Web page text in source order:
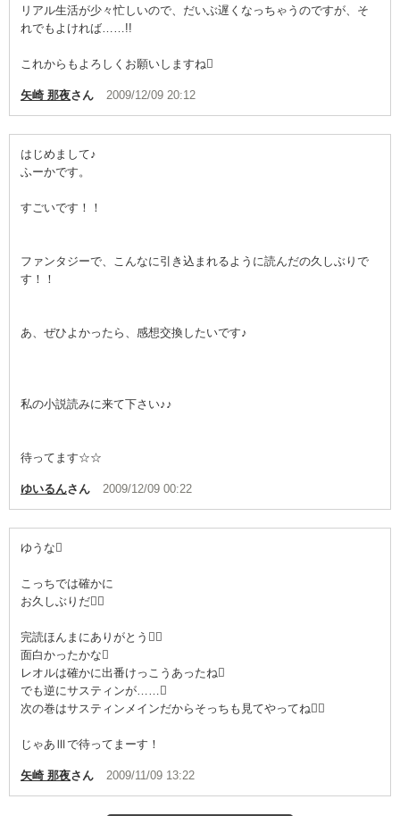
リアル生活が少々忙しいので、だいぶ遅くなっちゃうのですが、そ
れでもよければ……!!
これからもよろしくお願いしますね
矢崎 那夜さん 2009/12/09 20:12
はじめまして♪
ふーかです。
すごいです！！
ファンタジーで、こんなに引き込まれるように読んだの久しぶりで
す！！
あ、ぜひよかったら、感想交換したいです♪
私の小説読みに来て下さい♪♪
待ってます☆☆
ゆいるんさん 2009/12/09 00:22
ゆうな
こっちでは確かに
お久しぶりだ
完読ほんまにありがとう
面白かったかな
レオルは確かに出番けっこうあったね
でも逆にサスティンが……
次の巻はサスティンメインだからそっちも見てやってね
じゃあⅢで待ってまーす！
矢崎 那夜さん 2009/11/09 13:22